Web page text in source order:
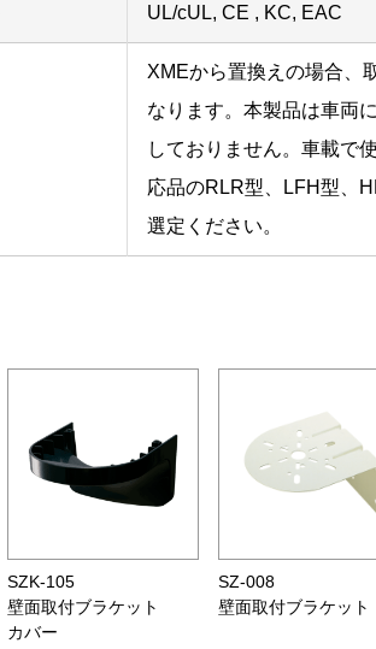
UL/cUL, CE , KC, EAC
XMEから置換えの場合、
なります。本製品は車両
しておりません。車載で
応品のRLR型、LFH型、
選定ください。
SZK-105
壁面取付ブラケット
カバー
SZ-008
壁面取付ブラケット